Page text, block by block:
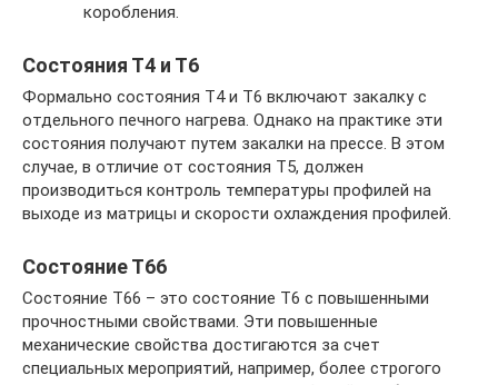
коробления.
Состояния Т4 и Т6
Формально состояния Т4 и Т6 включают закалку с
отдельного печного нагрева. Однако на практике эти
состояния получают путем закалки на прессе. В этом
случае, в отличие от состояния Т5, должен
производиться контроль температуры профилей на
выходе из матрицы и скорости охлаждения профилей.
Состояние Т66
Состояние Т66 – это состояние Т6 с повышенными
прочностными свойствами. Эти повышенные
механические свойства достигаются за счет
специальных мероприятий, например, более строгого